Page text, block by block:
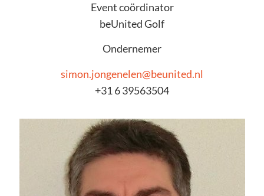
Event coördinator
beUnited Golf
Ondernemer
simon.jongenelen@beunited.nl
+31 6 39563504